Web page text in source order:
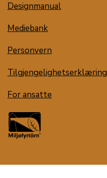
Designmanual
Mediebank
Personvern
Tilgjengelighetserklæring
For ansatte